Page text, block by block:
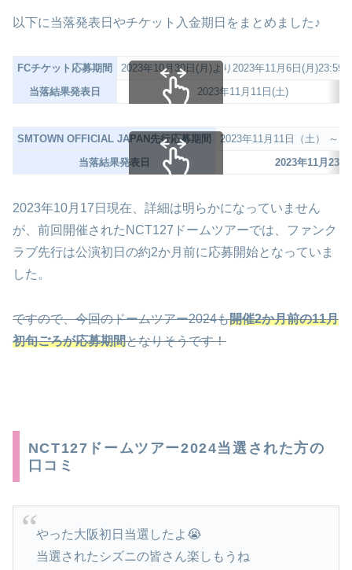
以下に当落発表日やチケット入金期日をまとめました♪
FCチケット応募期間
2023年10月30日(月)より2023年11月6日(月)23:59
当落結果発表日
2023年11月11日(土)
SMTOWN OFFICIAL JAPAN先行応募期間
2023年11月11日（土） ～
当落結果発表日
2023年11月23
2023年10月17日現在、詳細は明らかになっていません
が、前回開催されたNCT127ドームツアーでは、ファンク
ラブ先行は公演初日の約2か月前に応募開始となっていま
した。
ですので、今回のドームツアー2024も開催2か月前の11月
初旬ごろが応募期間となりそうです！
NCT127ドームツアー2024当選された方の
口コミ
やった大阪初日当選したよ😭
当選されたシズニの皆さん楽しもうね